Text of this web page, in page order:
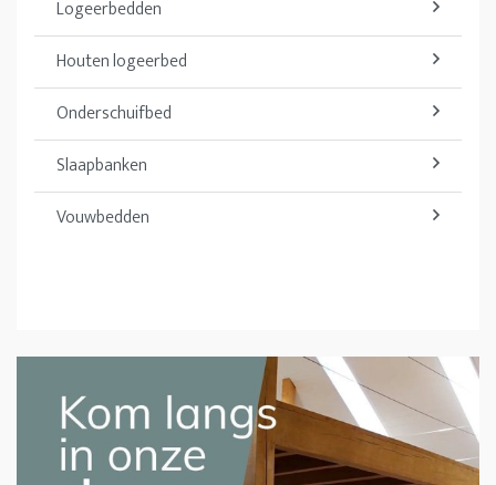
Logeerbedden
Houten logeerbed
Onderschuifbed
Slaapbanken
Vouwbedden